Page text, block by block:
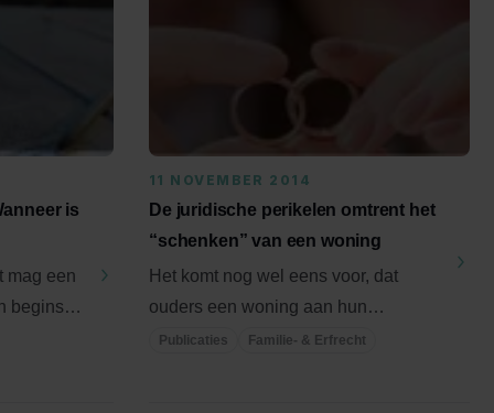
is
mag een
beginsel
...
11 NOVEMBER 2014
De juridische perikelen omtrent het
“schenken” van een woning
Het komt nog wel eens voor, dat
ouders een woning aan hun
kinderen schenken. Vaak wordt dan
Publicaties Familie- & Erfrecht